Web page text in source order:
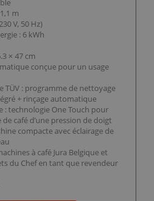
m
V, 50 Hz)
: 6 kWh
× 47 cm
conçue pour un usage
TÜV : programme de nettoyage
+ rinçage automatique
: technologie One Touch pour
café d’une pression de doigt
compacte avec éclairage de
à café Jura Belgique et
du Chef en tant que revendeur